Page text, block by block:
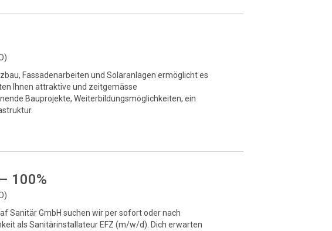
Fassadenarbeiten und Solaranlagen ermöglicht es
Ihnen attraktive und zeitgemässe
Bauprojekte, Weiterbildungsmöglichkeiten, ein
100%
Sanitär GmbH suchen wir per sofort oder nach
als Sanitärinstallateur EFZ (m/w/d). Dich erwarten